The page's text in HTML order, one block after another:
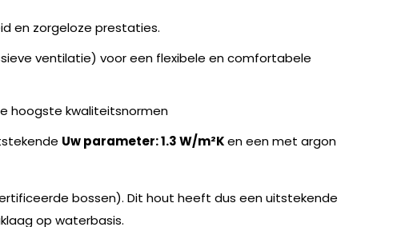
en zorgeloze prestaties.
ventilatie) voor een flexibele en comfortabele
hoogste kwaliteitsnormen
Uw parameter: 1.3 W/m²Ken een met argon
bossen). Dit hout heeft dus een uitstekende
op waterbasis.